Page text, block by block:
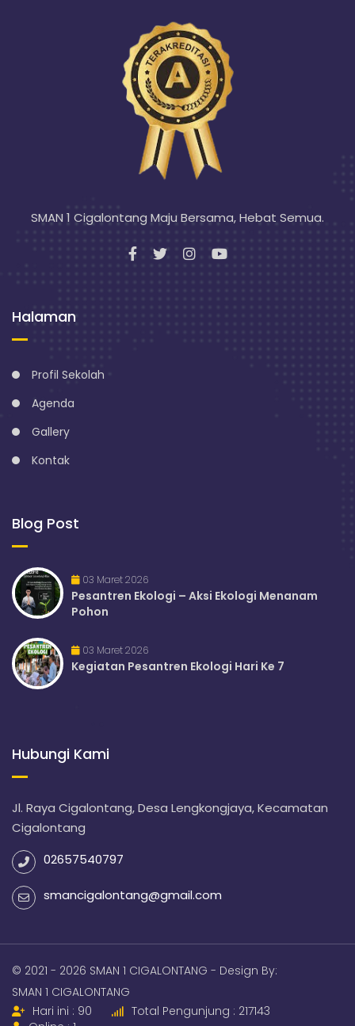
SMAN 1 Cigalontang Maju Bersama, Hebat Semua.
Halaman
Profil Sekolah
Agenda
Gallery
Kontak
Blog Post
03 Maret 2026
Pesantren Ekologi – Aksi Ekologi Menanam
Pohon
03 Maret 2026
Kegiatan Pesantren Ekologi Hari Ke 7
Hubungi Kami
Jl. Raya Cigalontang, Desa Lengkongjaya, Kecamatan
Cigalontang
02657540797
smancigalontang@gmail.com
© 2021 - 2026 SMAN 1 CIGALONTANG - Design By:
SMAN 1 CIGALONTANG
Hari ini : 90
Total Pengunjung : 217143